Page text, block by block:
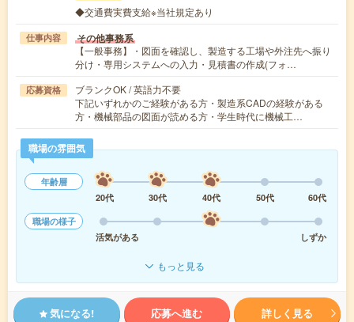
◆交通費実費支給※当社規定あり
仕事内容 その他事務系
【一般事務】・図面を確認し、製造する工場や外注先へ振り
分け・専用システムへの入力・見積書の作成(フォ…
応募資格
ブランクOK / 英語力不要
下記いずれかのご経験がある方・製造系CADの経験がある
方・機械部品の図面が読める方・学生時代に機械工…
職場の雰囲気
年齢層
20代
30代 40代 50代
60代
職場の様子
活気がある
しずか
もっと見る
気になる! 応募へ進む 詳しく見る